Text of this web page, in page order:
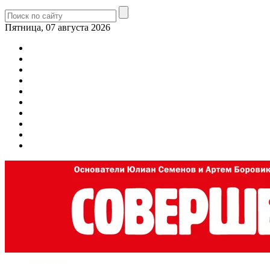
Пятница, 07 августа 2026